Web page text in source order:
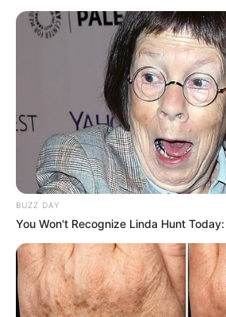
BUZZ DAY
You Won't Recognize Linda Hunt